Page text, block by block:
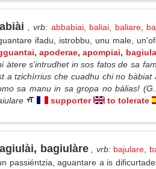
, vrb: abbabiai, baliai baliare,
ifadu, istrobbu, unu male,
,apoderae,apompiai,
àtere s'intrudhet in sos fatos de sa
a tzichírrius che cuadhu chi no
sa manu in sa gropa no bàlias!
supporter to tolerate
bagiulàre , vrb: bajulare
passiéntzia, aguantare a is